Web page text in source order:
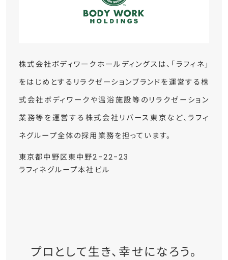
株式会社ボディワークホールディングスは、「ラフィネ」
をはじめとするリラクゼーションブランドを運営する株
式会社ボディワークや温浴施設等のリラクゼーション
業務等を運営する株式会社リバース東京など、ラフィ
ネグループ全体の採用業務を担っています。
東京都中野区東中野2-22-23
ラフィネグループ本社ビル
プロとして生き、幸せになろう。